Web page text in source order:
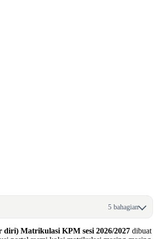
5 bahagian
diri) Matrikulasi KPM sesi 2026/2027 dibuat